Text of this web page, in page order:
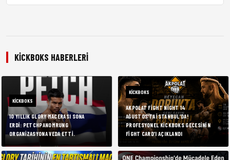
KICKBOKS HABERLERI
KICKBOKS
10 YILLIK GLORY MACERASI SONA
ERDI: PETCHPANOMRUNG
ORGANIZASYONA VEDA ETTI.
KICKBOKS
AKPOLAT FIGHT NIGHT 14
AĞUSTOS’TA İSTANBUL’DA!
PROFESYONEL KICKBOKS GECESININ
FIGHT CARD’I AÇIKLANDI